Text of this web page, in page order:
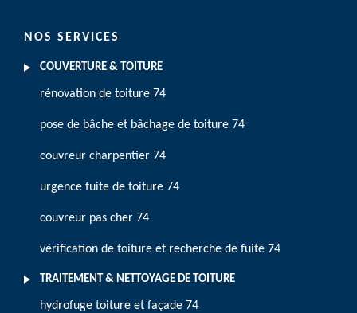
NOS SERVICES
COUVERTURE & TOITURE
rénovation de toiture 74
pose de bâche et bâchage de toiture 74
couvreur charpentier 74
urgence fuite de toiture 74
couvreur pas cher 74
vérification de toiture et recherche de fuite 74
TRAITEMENT & NETTOYAGE DE TOITURE
hydrofuge toiture et façade 74